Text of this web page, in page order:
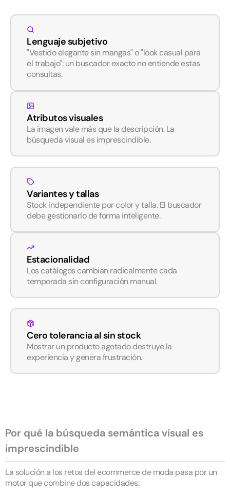
Lenguaje subjetivo
"Vestido elegante sin mangas" o "look casual para
el trabajo": un buscador exacto no entiende estas
consultas.
Atributos visuales
La imagen vale más que la descripción. La
búsqueda visual es imprescindible.
Variantes y tallas
Stock independiente por color y talla. El buscador
debe gestionarlo de forma inteligente.
Estacionalidad
Los catálogos cambian radicalmente cada
temporada sin configuración manual.
Cero tolerancia al sin stock
Mostrar un producto agotado destruye la
experiencia y genera frustración.
Por qué la búsqueda semántica visual es
imprescindible
La solución a los retos del ecommerce de moda pasa por un
motor que combine dos capacidades: